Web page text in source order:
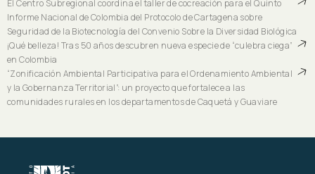
El Centro Subregional coordina el taller de cocreación para el Quinto
Informe Nacional de Colombia del Protocolo de Cartagena sobre
Seguridad de la Biotecnología del Convenio Sobre la Diversidad Biológica
¡Qué belleza! Tras 50 años descubren nueva especie de “culebra ciega”
en Colombia
“Zonificación Ambiental Participativa para el Ordenamiento Ambiental
y la Gobernanza Territorial”: un proyecto que fortalece a las
comunidades rurales en los departamentos de Caquetá y Guaviare